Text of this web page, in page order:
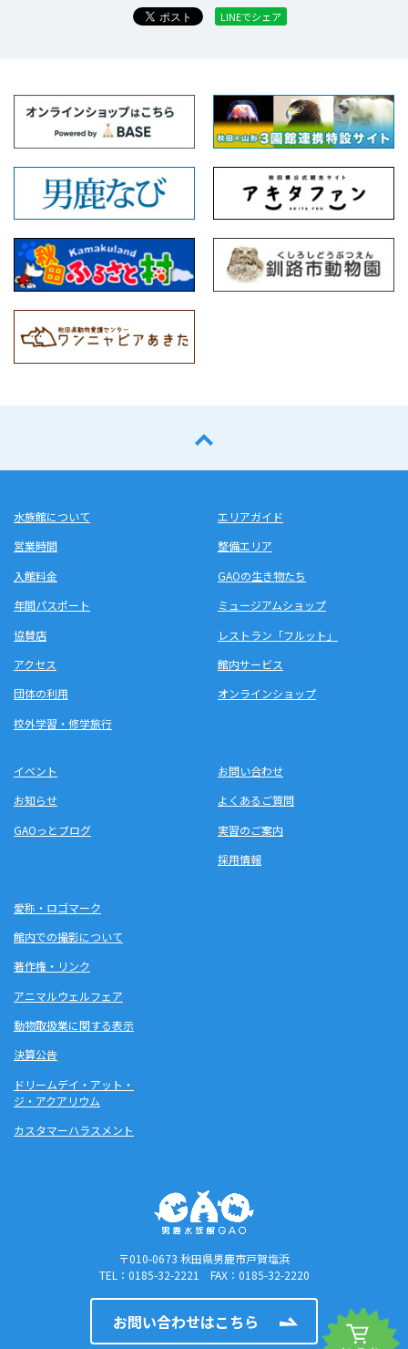
LINEでシェア
水族館について
営業時間
入館料金
年間パスポート
協賛店
アクセス
団体の利用
校外学習・修学旅行
エリアガイド
整備エリア
GAOの生き物たち
ミュージアムショップ
レストラン「フルット」
館内サービス
オンラインショップ
イベント
お知らせ
GAOっとブログ
お問い合わせ
よくあるご質問
実習のご案内
採用情報
愛称・ロゴマーク
館内での撮影について
著作権・リンク
アニマルウェルフェア
動物取扱業に関する表示
決算公告
ドリームデイ・アット・
ジ・アクアリウム
カスタマーハラスメント
〒010-0673 秋田県男鹿市戸賀塩浜
TEL：0185-32-2221 FAX：0185-32-2220
お問い合わせはこちら